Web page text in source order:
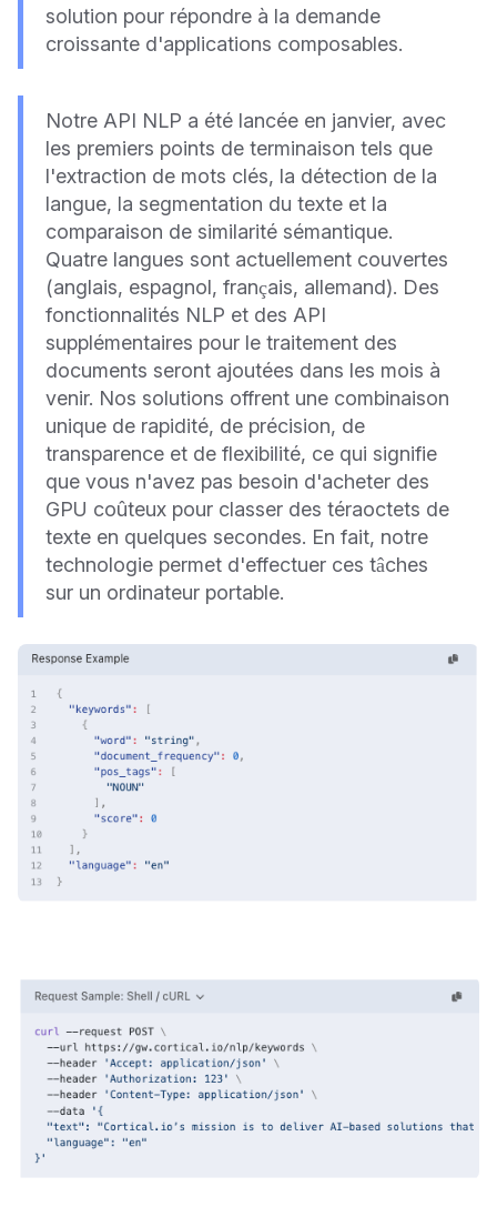
solution pour répondre à la demande
croissante d'applications composables.
Notre API NLP a été lancée en janvier, avec
les premiers points de terminaison tels que
l'extraction de mots clés, la détection de la
langue, la segmentation du texte et la
comparaison de similarité sémantique.
Quatre langues sont actuellement couvertes
(anglais, espagnol, français, allemand). Des
fonctionnalités NLP et des API
supplémentaires pour le traitement des
documents seront ajoutées dans les mois à
venir. Nos solutions offrent une combinaison
unique de rapidité, de précision, de
transparence et de flexibilité, ce qui signifie
que vous n'avez pas besoin d'acheter des
GPU coûteux pour classer des téraoctets de
texte en quelques secondes. En fait, notre
technologie permet d'effectuer ces tâches
sur un ordinateur portable.